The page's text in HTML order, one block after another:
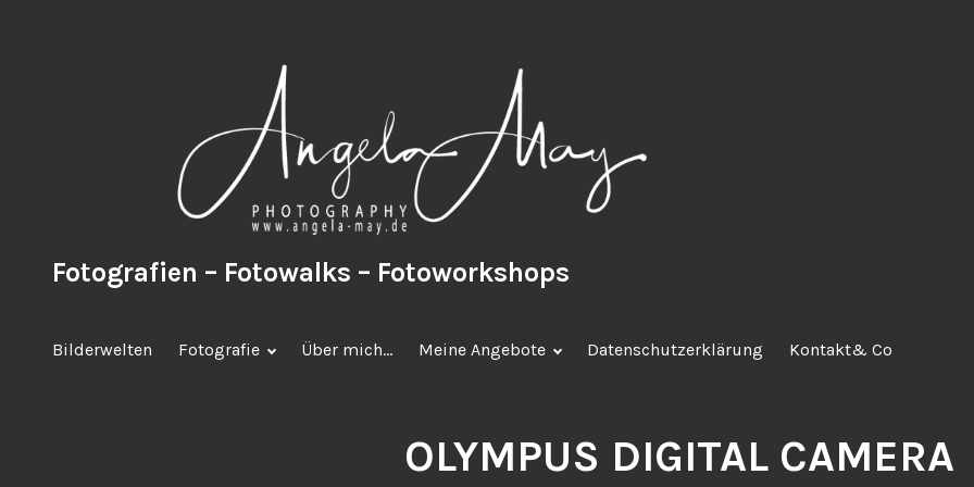
Fotografien – Fotowalks – Fotoworkshops
Bilderwelten Fotografie Über mich… Meine Angebote Datenschutzerklärung Kontakt& Co
OLYMPUS DIGITAL CAMERA